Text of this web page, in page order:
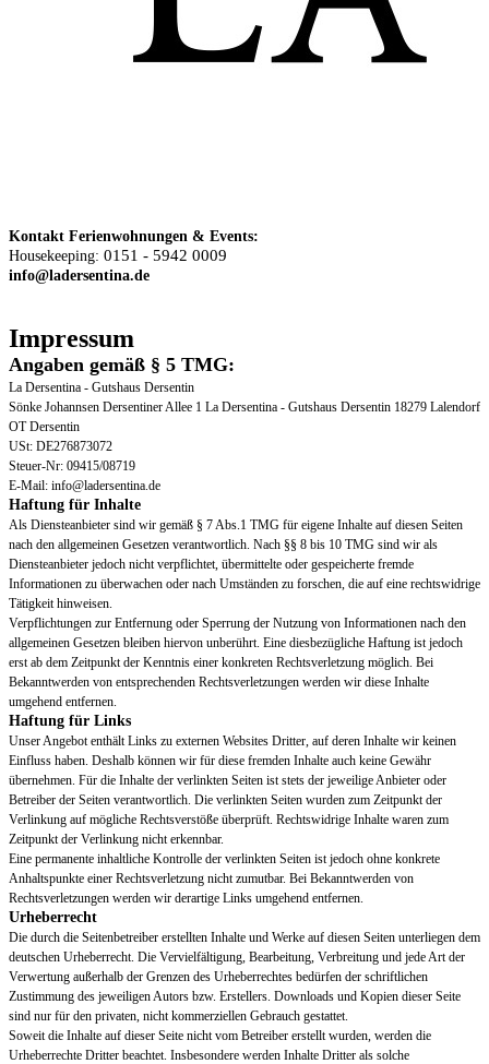
Kontakt Ferienwohnungen & Events:
Housekeeping: 0151 - 5942 0009
info@ladersentina.de
Impressum
Angaben gemäß § 5 TMG:
La Dersentina - Gutshaus Dersentin
Sönke Johannsen Dersentiner Allee 1 La Dersentina - Gutshaus Dersentin 18279 Lalendorf
OT Dersentin
USt: DE276873072
Steuer-Nr: 09415/08719
E-Mail: info@ladersentina.de
Haftung für Inhalte
Als Diensteanbieter sind wir gemäß § 7 Abs.1 TMG für eigene Inhalte auf diesen Seiten
nach den allgemeinen Gesetzen verantwortlich. Nach §§ 8 bis 10 TMG sind wir als
Diensteanbieter jedoch nicht verpflichtet, übermittelte oder gespeicherte fremde
Informationen zu überwachen oder nach Umständen zu forschen, die auf eine rechtswidrige
Tätigkeit hinweisen.
Verpflichtungen zur Entfernung oder Sperrung der Nutzung von Informationen nach den
allgemeinen Gesetzen bleiben hiervon unberührt. Eine diesbezügliche Haftung ist jedoch
erst ab dem Zeitpunkt der Kenntnis einer konkreten Rechtsverletzung möglich. Bei
Bekanntwerden von entsprechenden Rechtsverletzungen werden wir diese Inhalte
umgehend entfernen.
Haftung für Links
Unser Angebot enthält Links zu externen Websites Dritter, auf deren Inhalte wir keinen
Einfluss haben. Deshalb können wir für diese fremden Inhalte auch keine Gewähr
übernehmen. Für die Inhalte der verlinkten Seiten ist stets der jeweilige Anbieter oder
Betreiber der Seiten verantwortlich. Die verlinkten Seiten wurden zum Zeitpunkt der
Verlinkung auf mögliche Rechtsverstöße überprüft. Rechtswidrige Inhalte waren zum
Zeitpunkt der Verlinkung nicht erkennbar.
Eine permanente inhaltliche Kontrolle der verlinkten Seiten ist jedoch ohne konkrete
Anhaltspunkte einer Rechtsverletzung nicht zumutbar. Bei Bekanntwerden von
Rechtsverletzungen werden wir derartige Links umgehend entfernen.
Urheberrecht
Die durch die Seitenbetreiber erstellten Inhalte und Werke auf diesen Seiten unterliegen dem
deutschen Urheberrecht. Die Vervielfältigung, Bearbeitung, Verbreitung und jede Art der
Verwertung außerhalb der Grenzen des Urheberrechtes bedürfen der schriftlichen
Zustimmung des jeweiligen Autors bzw. Erstellers. Downloads und Kopien dieser Seite
sind nur für den privaten, nicht kommerziellen Gebrauch gestattet.
Soweit die Inhalte auf dieser Seite nicht vom Betreiber erstellt wurden, werden die
Urheberrechte Dritter beachtet. Insbesondere werden Inhalte Dritter als solche